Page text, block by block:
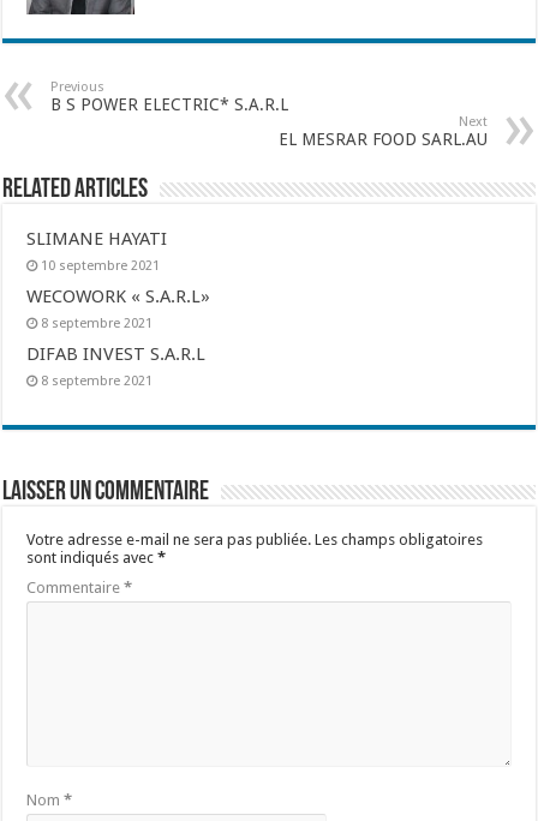
Previous
B S POWER ELECTRIC* S.A.R.L
Next
EL MESRAR FOOD SARL.AU
Related Articles
SLIMANE HAYATI
10 septembre 2021
WECOWORK « S.A.R.L»
8 septembre 2021
DIFAB INVEST S.A.R.L
8 septembre 2021
Laisser un commentaire
Votre adresse e-mail ne sera pas publiée. Les champs obligatoires
sont indiqués avec*
Commentaire*
Nom*